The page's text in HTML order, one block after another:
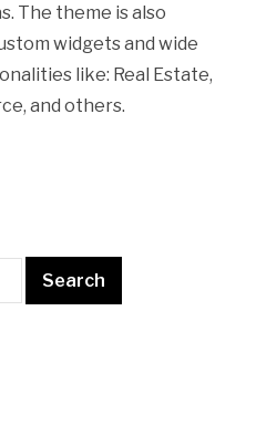
The theme is also
widgets and wide
like: Real Estate,
and others.